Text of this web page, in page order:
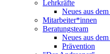
Lehrkräfte
Neues aus
Mitarbeiter*innen
Beratungsteam
Neues aus
Prävention